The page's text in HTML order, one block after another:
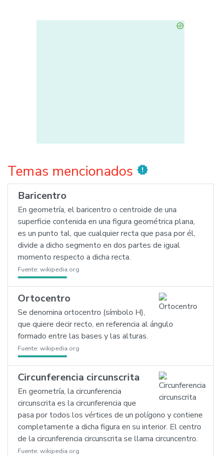
Temas mencionados new_releases
Baricentro
En geometría, el baricentro o centroide de una
superficie contenida en una figura geométrica plana,
es un punto tal, que cualquier recta que pasa por él,
divide a dicho segmento en dos partes de igual
momento respecto a dicha recta.
Fuente: wikipedia.org
Ortocentro
Se denomina ortocentro (símbolo H),
que quiere decir recto, en referencia al ángulo
formado entre las bases y las alturas.
Fuente: wikipedia.org
Circunferencia circunscrita
En geometría, la circunferencia
circunscrita es la circunferencia que
pasa por todos los vértices de un polígono y contiene
completamente a dicha figura en su interior. El centro
de la circunferencia circunscrita se llama circuncentro.
Fuente: wikipedia.org